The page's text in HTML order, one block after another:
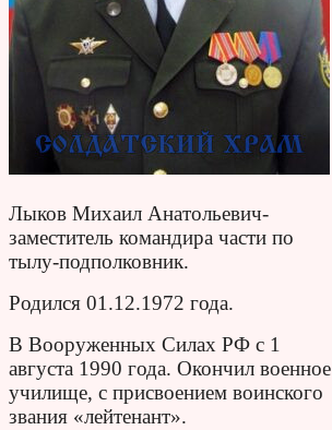
Лыков Михаил Анатольевич-
заместитель командира части по
тылу-подполковник.
Родился 01.12.1972 года.
В Вооруженных Силах РФ с 1
августа 1990 года. Окончил военное
училище, с присвоением воинского
звания «лейтенант».